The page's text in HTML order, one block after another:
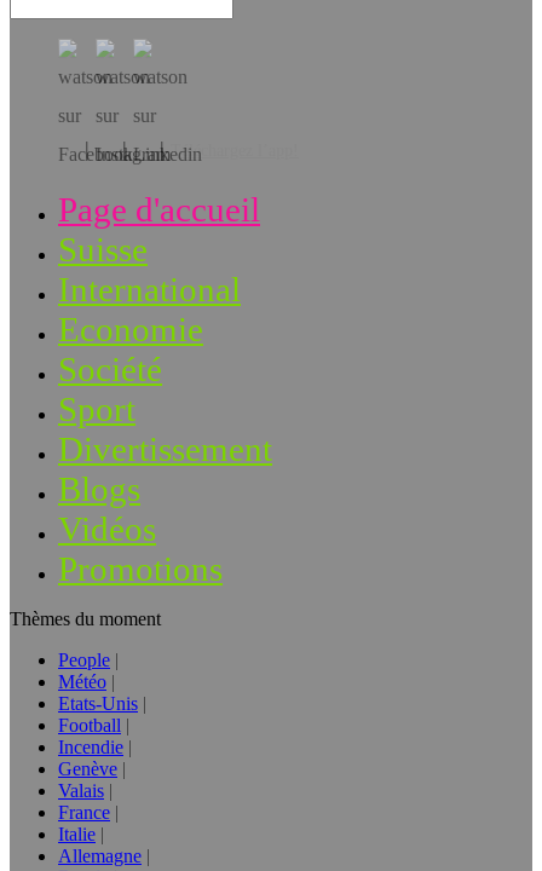
Téléchargez l’app!
Page d'accueil
Suisse
International
Economie
Société
Sport
Divertissement
Blogs
Vidéos
Promotions
Thèmes du moment
People
Météo
Etats-Unis
Football
Incendie
Genève
Valais
France
Italie
Allemagne